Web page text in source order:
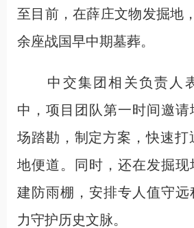
至目前，在薛庄文物发掘地
余座战国早中期墓葬。
中交集团相关负责人
中，项目团队第一时间邀
场踏勘，制定方案，快速打
地便道。同时，还在发掘现
建防雨棚，安排专人值守
力守护历史文脉。